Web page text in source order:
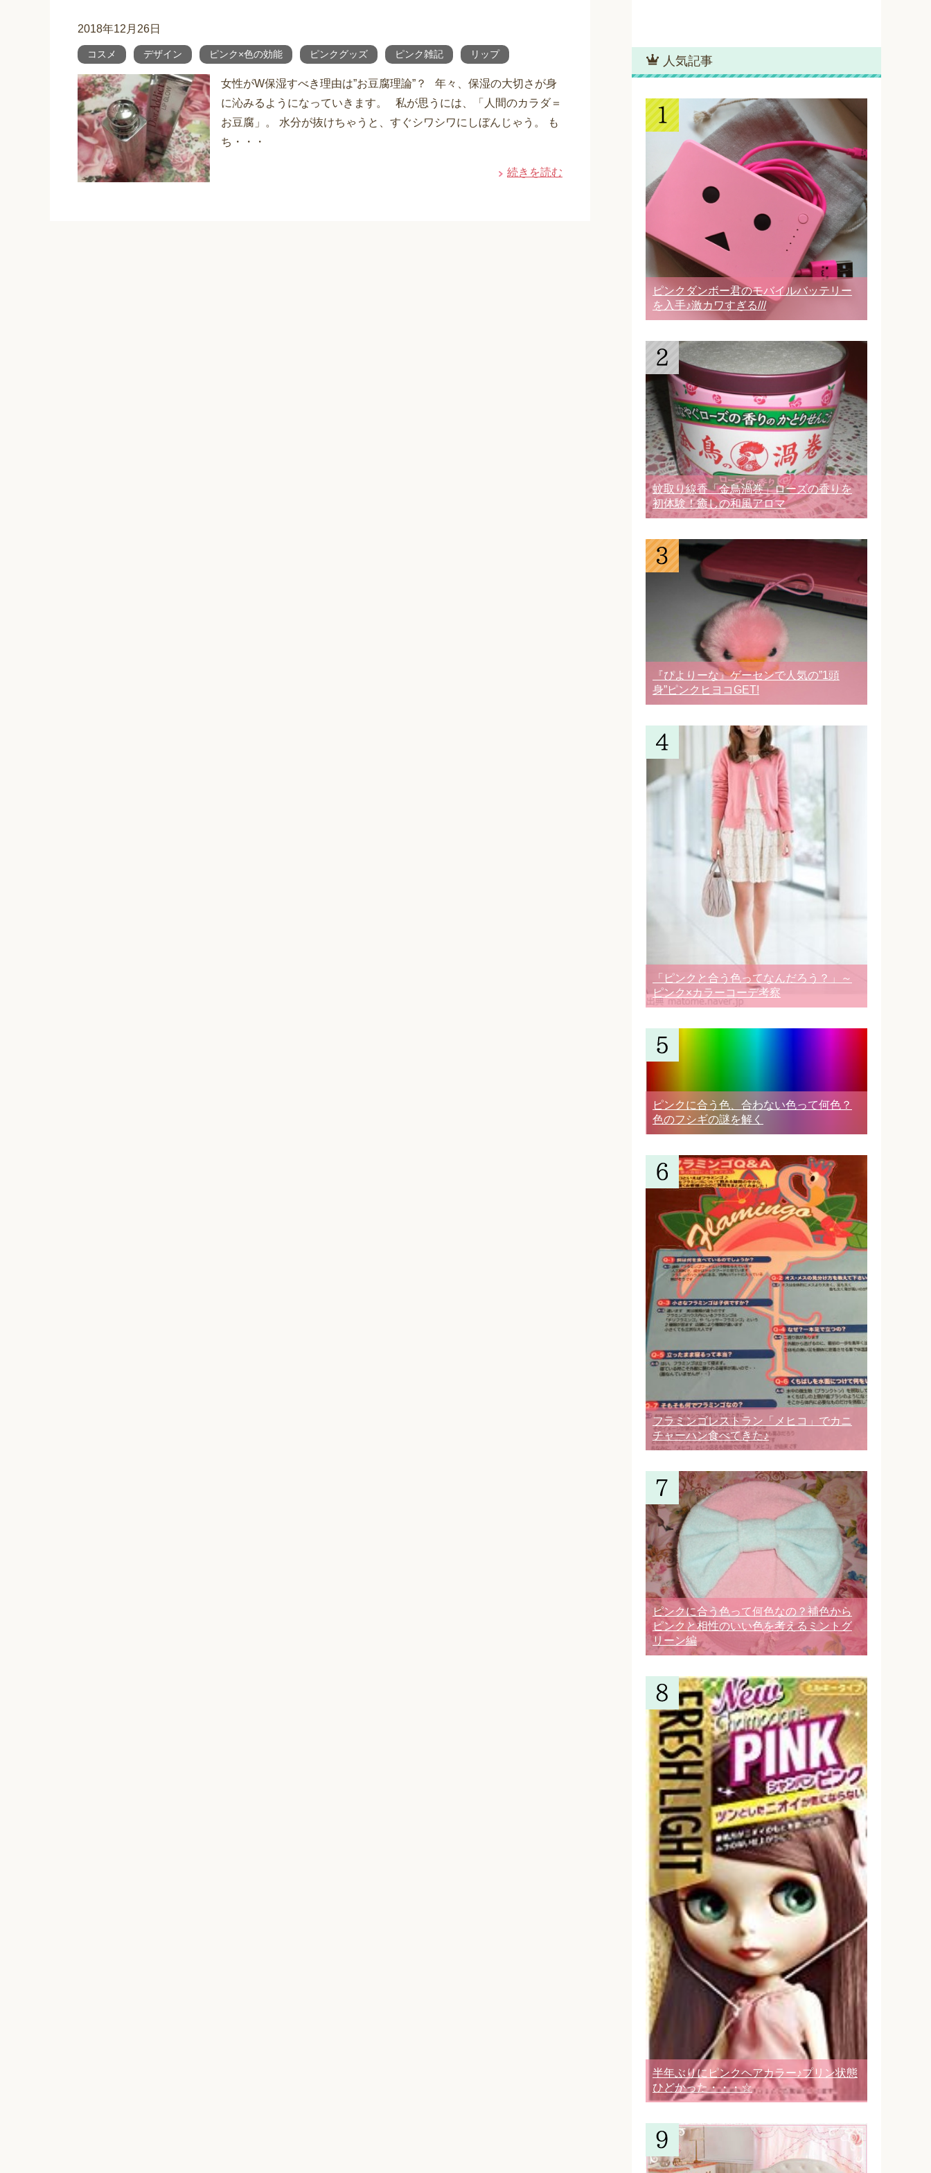
2018年12月26日
コスメ デザイン ピンク×色の効能 ピンクグッズ ピンク雑記 リップ
女性がW保湿すべき理由は”お豆腐理論”？ 年々、保湿の大切さが身
に沁みるようになっていきます。 私が思うには、「人間のカラダ＝
お豆腐」。 水分が抜けちゃうと、すぐシワシワにしぼんじゃう。 も
ち・・・
続きを読む
人気記事
ピンクダンボー君のモバイルバッテリー
を入手♪激カワすぎる///
蚊取り線香「金鳥渦巻」ローズの香りを
初体験！癒しの和風アロマ
『ぴよりーな』ゲーセンで人気の”1頭
身”ピンクヒヨコGET!
「ピンクと合う色ってなんだろう？」～
ピンク×カラーコーデ考察
ピンクに合う色、合わない色って何色？
色のフシギの謎を解く
フラミンゴレストラン「メヒコ」でカニ
チャーハン食べてきた♪
ピンクに合う色って何色なの？補色から
ピンクと相性のいい色を考えるミントグ
リーン編
半年ぶりにピンクヘアカラー♪プリン状態
ひどかった・・・☆